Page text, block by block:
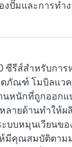
งปั๊มและการทำ
รีส์สำหรับกา
ภัณฑ์ โมบิลแว
หนักที่ถูกออกแ
ลายด้านทำให้
บบหมุนเวียนข
มีคุณสมบัติตาม